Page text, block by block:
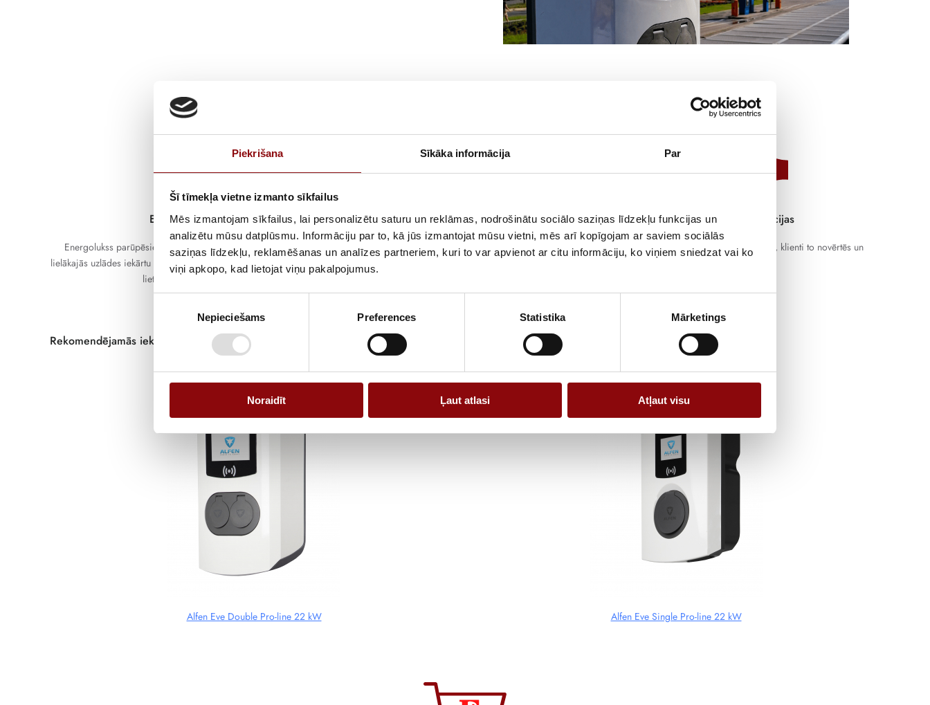
Piekrišana Sīkāka informācija Par
Šī tīmekļa vietne izmanto sīkfailus
Mēs izmantojam sīkfailus, lai personalizētu saturu un reklāmas, nodrošinātu sociālo saziņas līdzekļu funkcijas un
analizētu mūsu datplūsmu. Informāciju par to, kā jūs izmantojat mūsu vietni, mēs arī kopīgojam ar saviem sociālās
saziņas līdzekļu, reklamēšanas un analīzes partneriem, kuri to var apvienot ar citu informāciju, ko viņiem sniedzat vai ko
viņi apkopo, kad lietojat viņu pakalpojumus.
Nepieciešams Preferences Statistika Mārketings
Noraidīt Ļaut atlasi Atļaut visu
Esiet redzams
Energolukss parūpēsies, lai Jūsu uzlādes iekārtas uzrādītos
lielākajās uzlādes iekārtu kartēs. Šīs kartes izmanto elektrisko auto
lietotāji visā Eiropā.
Papildus peļņa
Attīstoties elektromobilitātei palielināsies auto lietotāju skaits, kam
sekos loģiska vajadzība pēc to uzlādes pakalpojuma. Esiet tam
gatavs jau tagad, Energolukss pastāstīs un parādīs kā gūt peļņu
no uzlādes sesijām
Atbalstiet inovācijas
Atbalstiet attīstību pareizajā virzienā, klienti to novērtēs un
Rekomendējamās iekārtas publiskām iestādēm
Alfen Eve Double Pro-line 22 kW Alfen Eve Single Pro-line 22 kW